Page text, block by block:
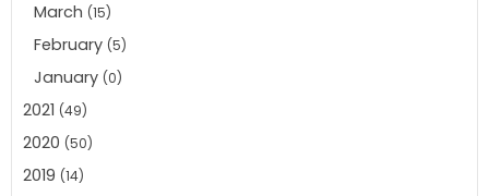
March (15)
February (5)
January (0)
2021 (49)
2020 (50)
2019 (14)